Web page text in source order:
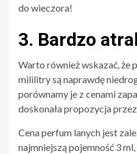
do wieczora!
3. Bardzo
Warto również wskazać, że
mililitry są naprawdę
porównamy je z cenami
doskonała propozycja
Cena perfum lanych jest
najmniejszą pojemność 3